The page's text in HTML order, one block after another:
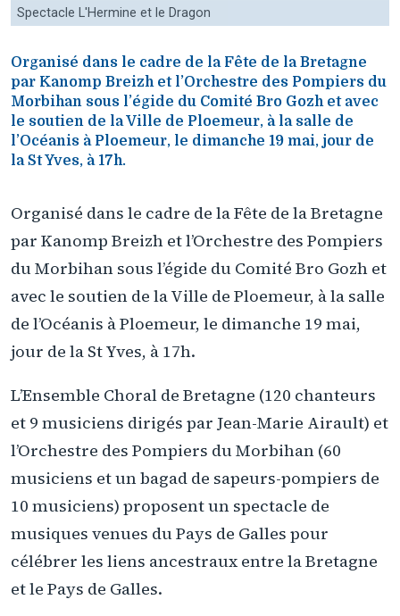
Spectacle L'Hermine et le Dragon
Organisé dans le cadre de la Fête de la Bretagne
par Kanomp Breizh et l’Orchestre des Pompiers du
Morbihan sous l’égide du Comité Bro Gozh et avec
le soutien de la Ville de Ploemeur, à la salle de
l’Océanis à Ploemeur, le dimanche 19 mai, jour de
la St Yves, à 17h.
Organisé dans le cadre de la Fête de la Bretagne
par Kanomp Breizh et l’Orchestre des Pompiers
du Morbihan sous l’égide du Comité Bro Gozh et
avec le soutien de la Ville de Ploemeur, à la salle
de l’Océanis à Ploemeur, le dimanche 19 mai,
jour de la St Yves, à 17h.
L’Ensemble Choral de Bretagne (120 chanteurs
et 9 musiciens dirigés par Jean-Marie Airault) et
l’Orchestre des Pompiers du Morbihan (60
musiciens et un bagad de sapeurs-pompiers de
10 musiciens) proposent un spectacle de
musiques venues du Pays de Galles pour
célébrer les liens ancestraux entre la Bretagne
et le Pays de Galles.